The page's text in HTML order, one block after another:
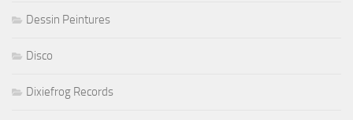
Dessin Peintures
Disco
Dixiefrog Records